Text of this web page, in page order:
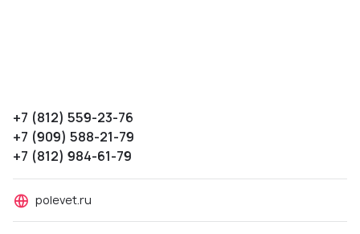
+7 (812) 559-23-76
+7 (909) 588-21-79
+7 (812) 984-61-79
polevet.ru